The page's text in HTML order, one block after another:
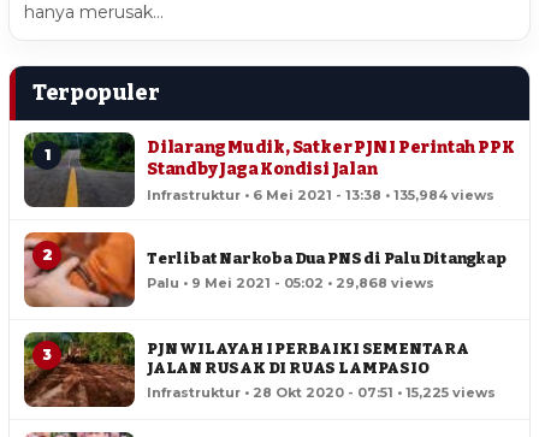
hanya merusak…
Terpopuler
1
Dilarang Mudik, Satker PJN I Perintah PPK
Standby Jaga Kondisi Jalan
Infrastruktur • 6 Mei 2021 - 13:38 • 135,984 views
2 Terlibat Narkoba Dua PNS di Palu Ditangkap
Palu • 9 Mei 2021 - 05:02 • 29,868 views
3
PJN WILAYAH I PERBAIKI SEMENTARA
JALAN RUSAK DI RUAS LAMPASIO
Infrastruktur • 28 Okt 2020 - 07:51 • 15,225 views